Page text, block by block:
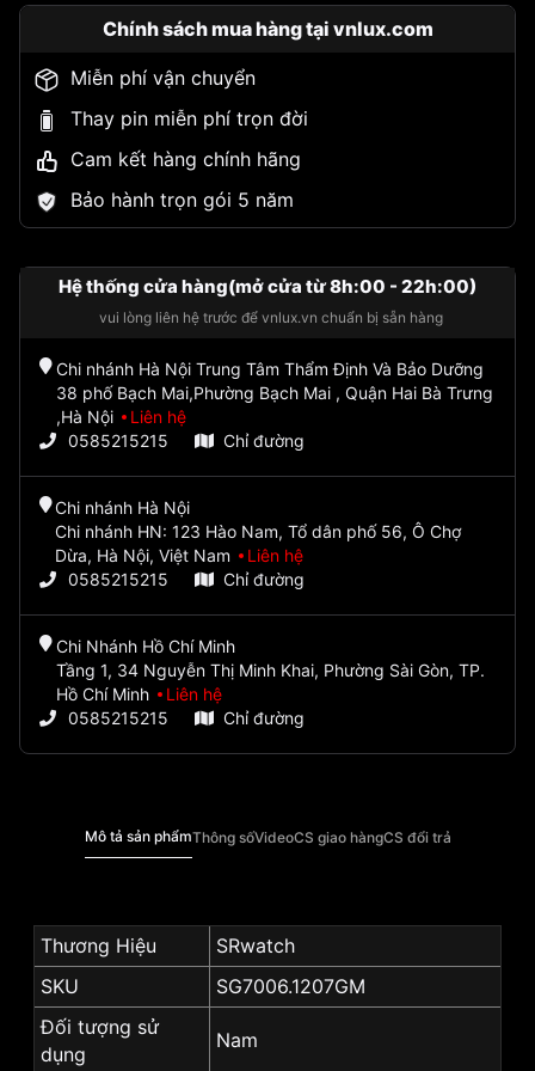
Chính sách mua hàng tại vnlux.com
Miễn phí vận chuyển
Thay pin miễn phí trọn đời
Cam kết hàng chính hãng
Bảo hành trọn gói 5 năm
Hệ thống cửa hàng(mở cửa từ 8h:00 - 22h:00)
vui lòng liên hệ trước để vnlux.vn chuẩn bị sẵn hàng
Chi nhánh Hà Nội Trung Tâm Thẩm Định Và Bảo Dưỡng
38 phố Bạch Mai,Phường Bạch Mai , Quận Hai Bà Trưng
,Hà Nội
Liên hệ
0585215215
Chỉ đường
Chi nhánh Hà Nội
Chi nhánh HN: 123 Hào Nam, Tổ dân phố 56, Ô Chợ
Dừa, Hà Nội, Việt Nam
Liên hệ
0585215215
Chỉ đường
Chi Nhánh Hồ Chí Minh
Tầng 1, 34 Nguyễn Thị Minh Khai, Phường Sài Gòn, TP.
Hồ Chí Minh
Liên hệ
0585215215
Chỉ đường
Mô tả sản phẩmThông sốVideoCS giao hàngCS đổi trả
Thương Hiệu
SRwatch
SKU
SG7006.1207GM
Đối tượng sử
dụng
Nam